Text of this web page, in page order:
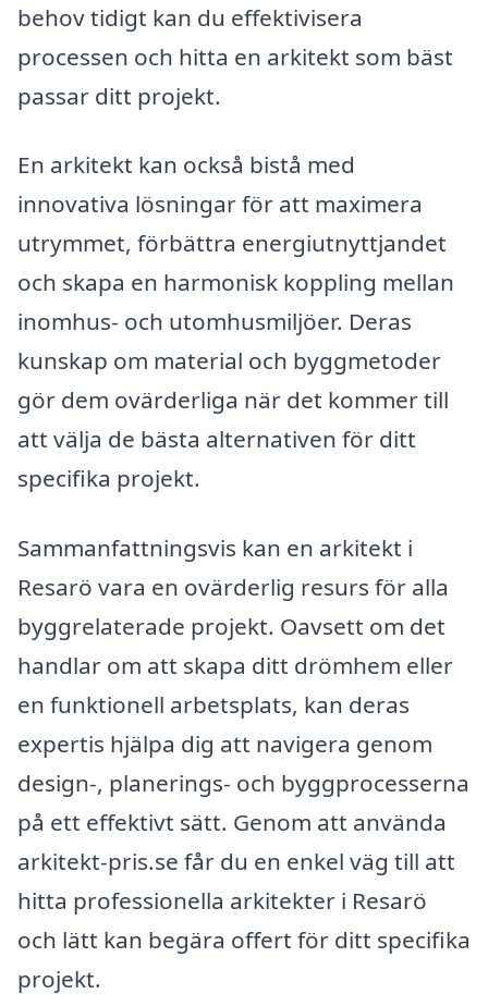
behov tidigt kan du effektivisera
processen och hitta en arkitekt som bäst
passar ditt projekt.
En arkitekt kan också bistå med
innovativa lösningar för att maximera
utrymmet, förbättra energiutnyttjandet
och skapa en harmonisk koppling mellan
inomhus- och utomhusmiljöer. Deras
kunskap om material och byggmetoder
gör dem ovärderliga när det kommer till
att välja de bästa alternativen för ditt
specifika projekt.
Sammanfattningsvis kan en arkitekt i
Resarö vara en ovärderlig resurs för alla
byggrelaterade projekt. Oavsett om det
handlar om att skapa ditt drömhem eller
en funktionell arbetsplats, kan deras
expertis hjälpa dig att navigera genom
design-, planerings- och byggprocesserna
på ett effektivt sätt. Genom att använda
arkitekt-pris.se får du en enkel väg till att
hitta professionella arkitekter i Resarö
och lätt kan begära offert för ditt specifika
projekt.